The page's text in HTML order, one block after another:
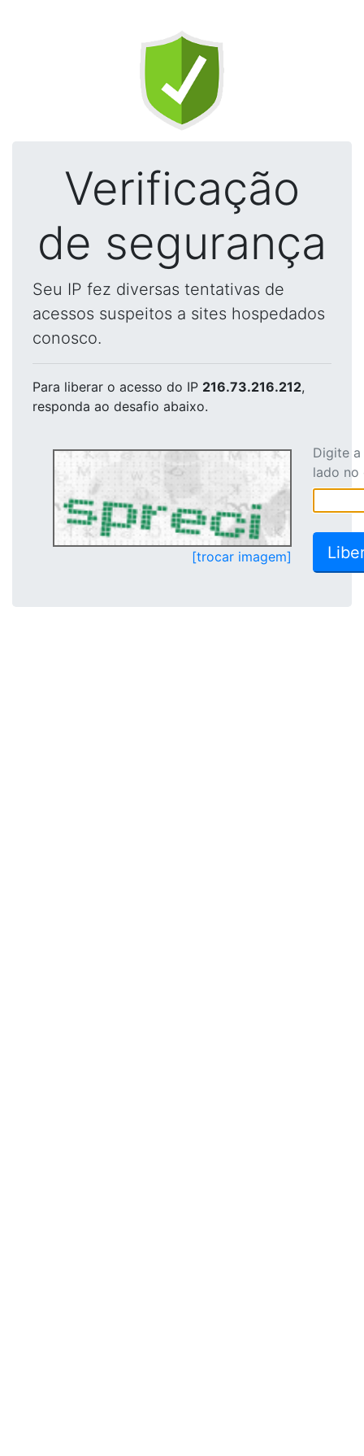
Verificação
de segurança
Seu IP fez diversas tentativas de
acessos suspeitos a sites hospedados
conosco.
Para liberar o acesso do IP 216.73.216.212,
responda ao desafio abaixo.
[trocar imagem]
Digite
lado no